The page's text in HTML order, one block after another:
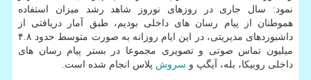
نمود: سال جاری در روزهای نوروز شاهد رشد میزان استفاده
هموطنان از پیام رسان های داخلی بودیم، طبق آمار دریافتی از
داشبوردهای مدیریتی، در این ایام روزانه به صورت متوسط حدود ۴.۸
میلیون تماس صوتی و تصویری مجموعا در بستر پیام رسان های
داخلی روبیکا، بله، آیگپ و سروش پلاس انجام شده است.